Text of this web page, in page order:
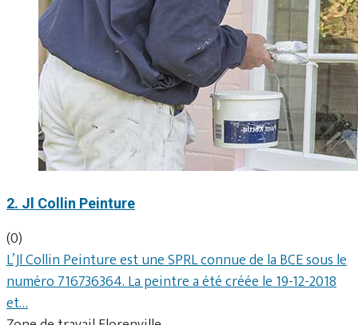
2. Jl Collin Peinture
(0)
L’Jl Collin Peinture est une SPRL connue de la BCE sous le
numéro 716736364. La peintre a été créée le 19-12-2018
et…